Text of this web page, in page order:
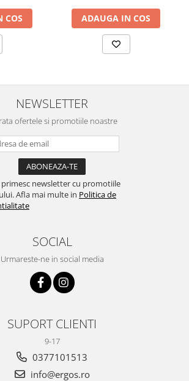
2 ani
COS ADAUGA IN COS
NEWSLETTER
ofertele si promotiile noastre
primesc newsletter cu promotiile
Afla mai multe in Politica de
SOCIAL
Urmareste-ne in social media
SUPORT CLIENTI
9-17
0377101513
info@ergos.ro